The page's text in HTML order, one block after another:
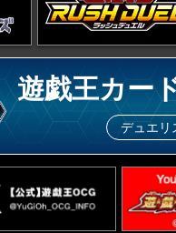
遊戯王カー
デュエリ